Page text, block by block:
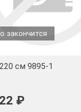
закончится
см 9895-1
₽